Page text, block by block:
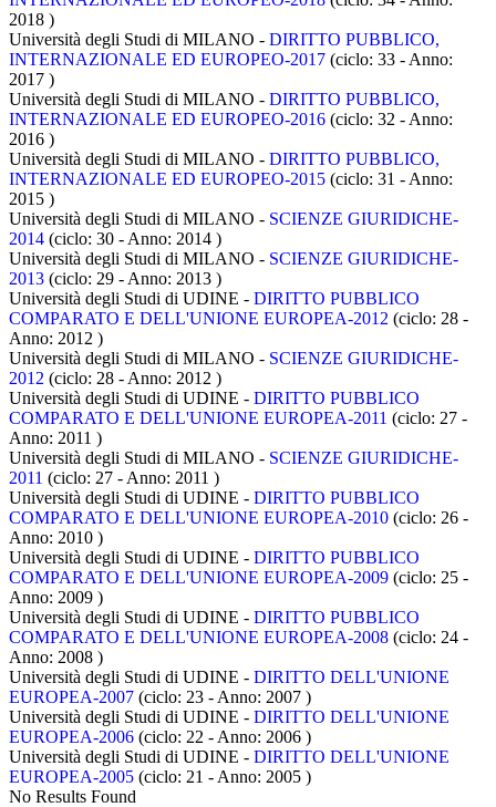
2018 )
Università degli Studi di MILANO - DIRITTO PUBBLICO,
INTERNAZIONALE ED EUROPEO-2017 (ciclo: 33 - Anno:
2017 )
Università degli Studi di MILANO - DIRITTO PUBBLICO,
INTERNAZIONALE ED EUROPEO-2016 (ciclo: 32 - Anno:
2016 )
Università degli Studi di MILANO - DIRITTO PUBBLICO,
INTERNAZIONALE ED EUROPEO-2015 (ciclo: 31 - Anno:
2015 )
Università degli Studi di MILANO - SCIENZE GIURIDICHE-
2014 (ciclo: 30 - Anno: 2014 )
Università degli Studi di MILANO - SCIENZE GIURIDICHE-
2013 (ciclo: 29 - Anno: 2013 )
Università degli Studi di UDINE - DIRITTO PUBBLICO
COMPARATO E DELL'UNIONE EUROPEA-2012 (ciclo: 28 -
Anno: 2012 )
Università degli Studi di MILANO - SCIENZE GIURIDICHE-
2012 (ciclo: 28 - Anno: 2012 )
Università degli Studi di UDINE - DIRITTO PUBBLICO
COMPARATO E DELL'UNIONE EUROPEA-2011 (ciclo: 27 -
Anno: 2011 )
Università degli Studi di MILANO - SCIENZE GIURIDICHE-
2011 (ciclo: 27 - Anno: 2011 )
Università degli Studi di UDINE - DIRITTO PUBBLICO
COMPARATO E DELL'UNIONE EUROPEA-2010 (ciclo: 26 -
Anno: 2010 )
Università degli Studi di UDINE - DIRITTO PUBBLICO
COMPARATO E DELL'UNIONE EUROPEA-2009 (ciclo: 25 -
Anno: 2009 )
Università degli Studi di UDINE - DIRITTO PUBBLICO
COMPARATO E DELL'UNIONE EUROPEA-2008 (ciclo: 24 -
Anno: 2008 )
Università degli Studi di UDINE - DIRITTO DELL'UNIONE
EUROPEA-2007 (ciclo: 23 - Anno: 2007 )
Università degli Studi di UDINE - DIRITTO DELL'UNIONE
EUROPEA-2006 (ciclo: 22 - Anno: 2006 )
Università degli Studi di UDINE - DIRITTO DELL'UNIONE
EUROPEA-2005 (ciclo: 21 - Anno: 2005 )
No Results Found